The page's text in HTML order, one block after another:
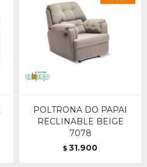
POLTRONA DO PAPAI
RECLINABLE BEIGE
7078
$ 31.900